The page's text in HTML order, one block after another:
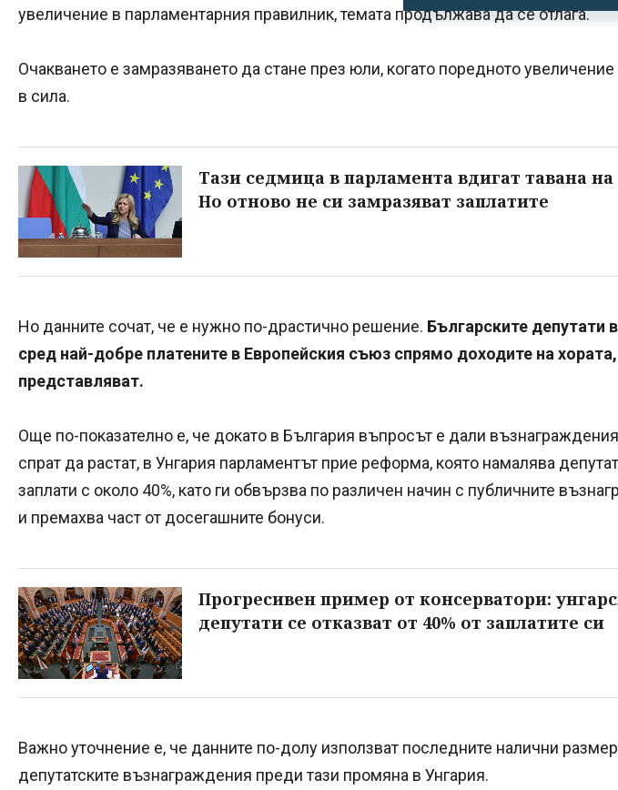
увеличение в парламентарния правилник, темата продължава да се отлага.
Очакването е замразяването да стане през юли, когато поредното
в сила.
Тази седмица в парламента вдигат тавана на
Но отново не си замразяват заплатите
Но данните сочат, че е нужно по-драстично решение. Българските депутати
сред най-добре платените в Европейския съюз спрямо доходите на
представляват.
Още по-показателно е, че докато в България въпросът е дали
спрат да растат, в Унгария парламентът прие реформа, която намалява
заплати с около 40%, като ги обвързва по различен начин с публичните
и премахва част от досегашните бонуси.
Прогресивен пример от консерватори:
депутати се отказват от 40% от заплатите си
Важно уточнение е, че данните по-долу използват последните налични
депутатските възнаграждения преди тази промяна в Унгария.